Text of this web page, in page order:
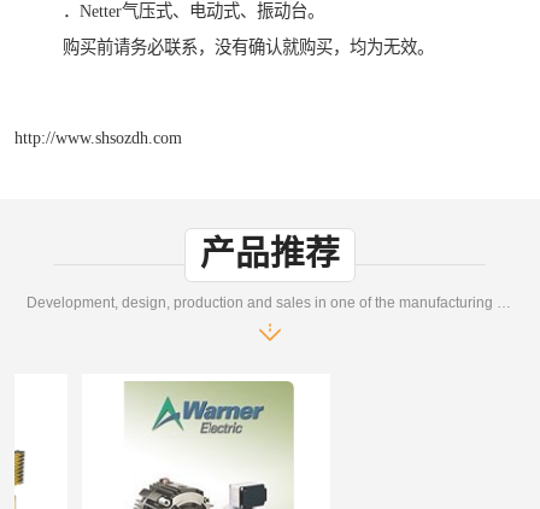
．Netter气压式、电动式、振动台。
购买前请务必联系，没有确认就购买，均为无效。
http://www.shsozdh.com
产品推荐